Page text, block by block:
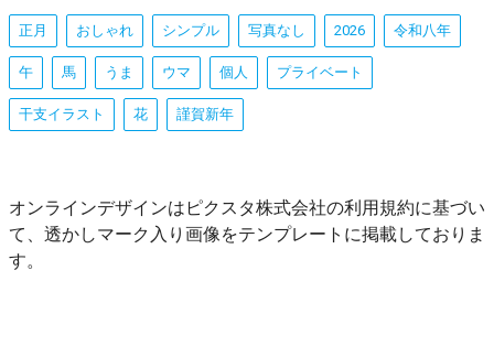
正月 おしゃれ シンプル 写真なし 2026 令和八年
午 馬 うま ウマ 個人 プライベート
干支イラスト 花 謹賀新年
オンラインデザインはピクスタ株式会社の利用規約に基づい
て、透かしマーク入り画像をテンプレートに掲載しておりま
す。